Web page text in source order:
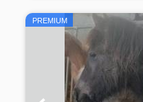
PREMIUM